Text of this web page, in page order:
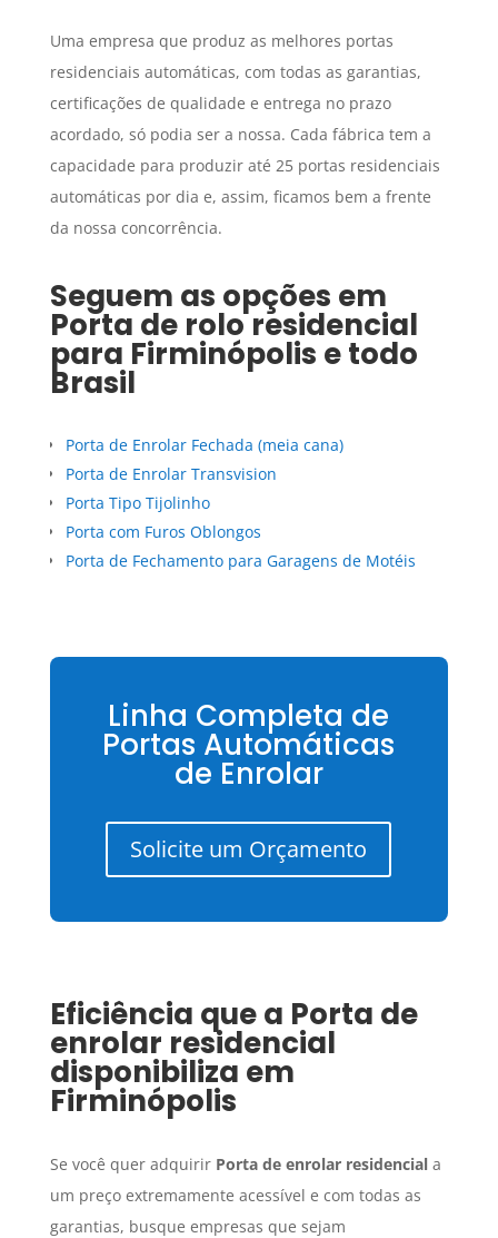
Uma empresa que produz as melhores portas
residenciais automáticas, com todas as garantias,
certificações de qualidade e entrega no prazo
acordado, só podia ser a nossa. Cada fábrica tem a
capacidade para produzir até 25 portas residenciais
automáticas por dia e, assim, ficamos bem a frente
da nossa concorrência.
Seguem as opções em
Porta de rolo residencial
para Firminópolis e todo
Brasil
Porta de Enrolar Fechada (meia cana)
Porta de Enrolar Transvision
Porta Tipo Tijolinho
Porta com Furos Oblongos
Porta de Fechamento para Garagens de Motéis
Linha Completa de
Portas Automáticas
de Enrolar
Solicite um Orçamento
Eficiência que a Porta de
enrolar residencial
disponibiliza em
Firminópolis
Se você quer adquirir Porta de enrolar residenciala
um preço extremamente acessível e com todas as
garantias, busque empresas que sejam